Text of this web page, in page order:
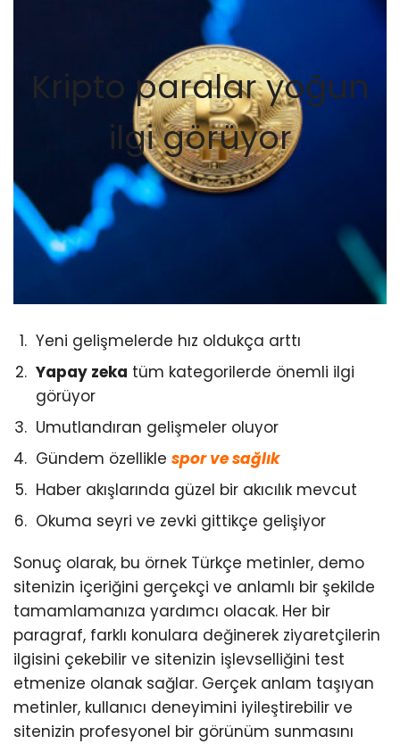
Kripto paralar yoğun
ilgi görüyor
Yeni gelişmelerde hız oldukça arttı
Yapay zeka tüm kategorilerde önemli ilgi
görüyor
Umutlandıran gelişmeler oluyor
Gündem özellikle spor ve sağlık
Haber akışlarında güzel bir akıcılık mevcut
Okuma seyri ve zevki gittikçe gelişiyor
Sonuç olarak, bu örnek Türkçe metinler, demo
sitenizin içeriğini gerçekçi ve anlamlı bir şekilde
tamamlamanıza yardımcı olacak. Her bir
paragraf, farklı konulara değinerek ziyaretçilerin
ilgisini çekebilir ve sitenizin işlevselliğini test
etmenize olanak sağlar. Gerçek anlam taşıyan
metinler, kullanıcı deneyimini iyileştirebilir ve
sitenizin profesyonel bir görünüm sunmasını